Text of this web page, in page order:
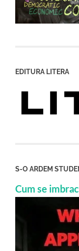
EDITURA LITERA
S-O ARDEM
Cum se